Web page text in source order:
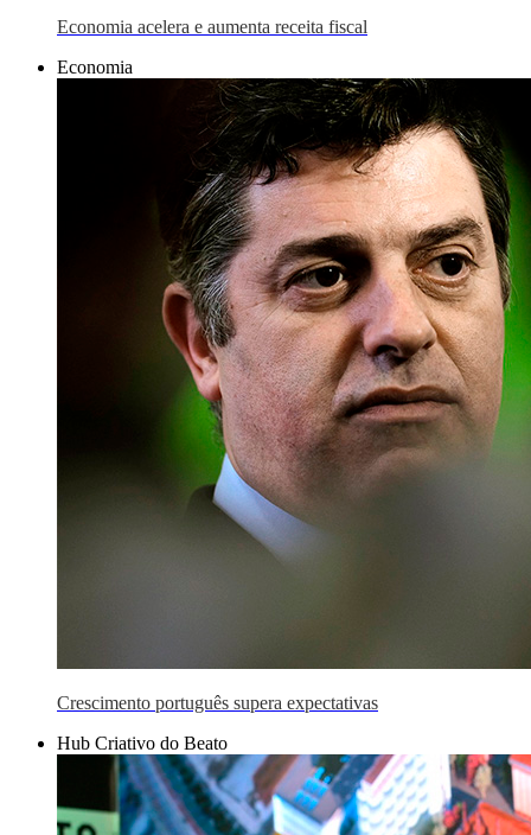
Economia acelera e aumenta receita fiscal
Economia
Crescimento português supera expectativas
Hub Criativo do Beato